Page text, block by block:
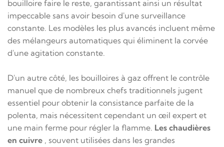
bouilloire faire le reste, garantissant ainsi un résultat
impeccable sans avoir besoin d'une surveillance
constante. Les modèles les plus avancés incluent même
des mélangeurs automatiques qui éliminent la corvée
d'une agitation constante.
D'un autre côté, les bouilloires à gaz offrent le contrôle
manuel que de nombreux chefs traditionnels jugent
essentiel pour obtenir la consistance parfaite de la
polenta, mais nécessitent cependant un œil expert et
une main ferme pour régler la flamme. Les chaudières
en cuivre , souvent utilisées dans les grandes